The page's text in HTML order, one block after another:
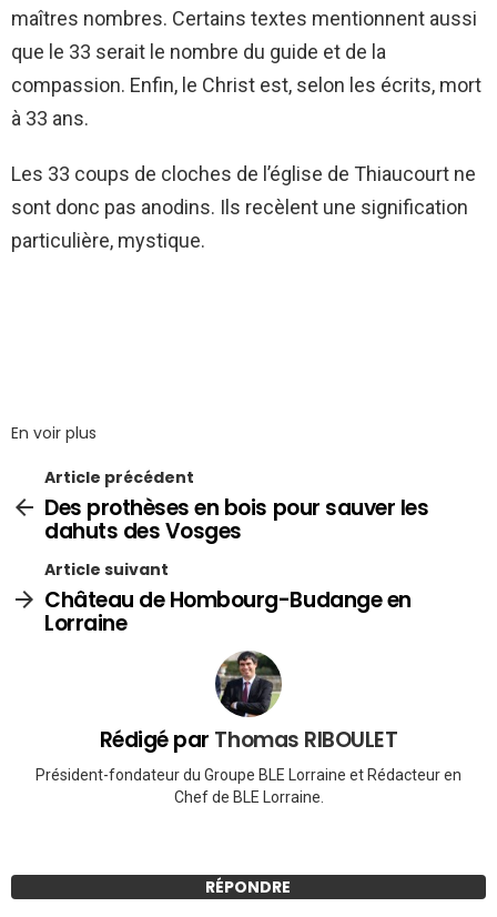
maîtres nombres. Certains textes mentionnent aussi
que le 33 serait le nombre du guide et de la
compassion. Enfin, le Christ est, selon les écrits, mort
à 33 ans.
Les 33 coups de cloches de l’église de Thiaucourt ne
sont donc pas anodins. Ils recèlent une signification
particulière, mystique.
En voir plus
Article précédent
Des prothèses en bois pour sauver les
dahuts des Vosges
Article suivant
Château de Hombourg-Budange en
Lorraine
Rédigé par Thomas RIBOULET
Président-fondateur du Groupe BLE Lorraine et Rédacteur en
Chef de BLE Lorraine.
RÉPONDRE